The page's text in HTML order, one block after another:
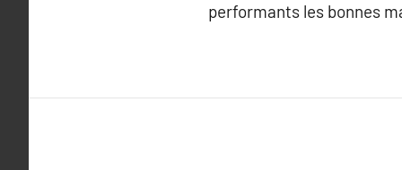
performants les bonnes